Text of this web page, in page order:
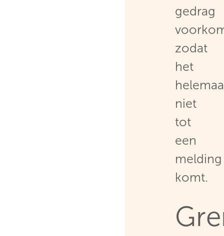
gedrag
zodat
het
niet
tot
een
melding
komt.